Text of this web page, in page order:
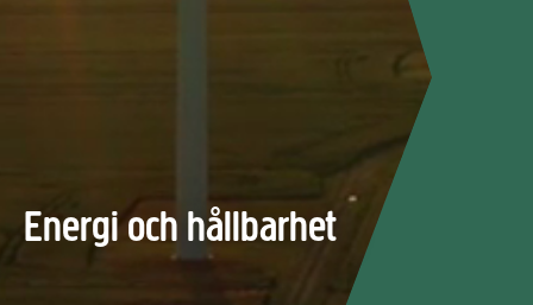
Energi och hållbarhet